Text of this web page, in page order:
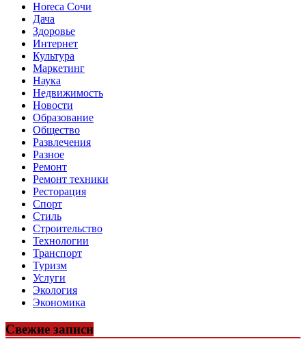
Horeca Сочи
Дача
Здоровье
Интернет
Культура
Маркетинг
Наука
Недвижимость
Новости
Образование
Общество
Развлечения
Разное
Ремонт
Ремонт техники
Ресторация
Спорт
Стиль
Строительство
Технологии
Транспорт
Туризм
Услуги
Экология
Экономика
Свежие записи